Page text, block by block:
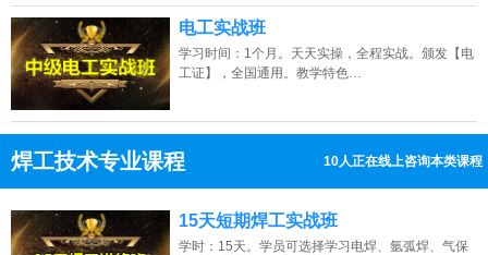
电工实战班
学习时间：1个月。天天实操，全程实战。颁发【电
工证】，全国通用。教学特色…
焊工技术专业课程 5人正在线上咨询本类课程
点击免费咨询电话：13807313137
15天短期焊工实战班
学时：15天。学员可选择学习电焊、氩弧焊、气保